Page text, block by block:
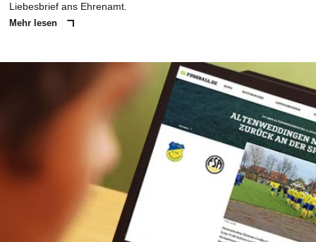
Liebesbrief ans Ehrenamt.
Mehr lesen